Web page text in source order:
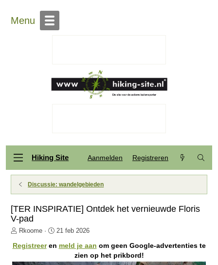
Menu
Hiking Site Aanmelden Registreren
Discussie: wandelgebieden
[TER INSPIRATIE] Ontdek het vernieuwde Floris
V-pad
O
d
Rkoome
S
a
21 feb 2026
Registreeren meld je aan om geen Google-advertenties te
zien op het prikbord!